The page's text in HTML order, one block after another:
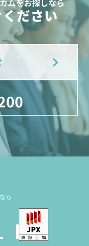
ださい
ら